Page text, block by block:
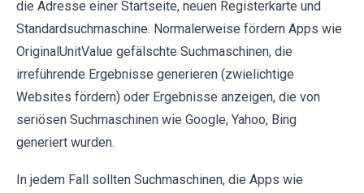
die Adresse einer Startseite, neuen Registerkarte und
Standardsuchmaschine. Normalerweise fördern Apps wie
OriginalUnitValue gefälschte Suchmaschinen, die
irreführende Ergebnisse generieren (zwielichtige
Websites fördern) oder Ergebnisse anzeigen, die von
seriösen Suchmaschinen wie Google, Yahoo, Bing
generiert wurden.
In jedem Fall sollten Suchmaschinen, die Apps wie